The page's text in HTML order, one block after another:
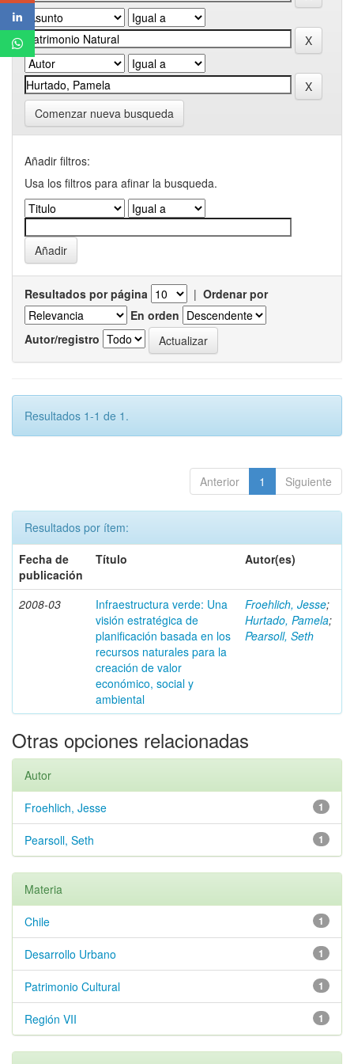
Comenzar nueva busqueda
Añadir filtros:
Usa los filtros para afinar la busqueda.
Resultados por página | Ordenar por
En orden
Autor/registro
Resultados 1-1 de 1.
Anterior 1 Siguiente
Resultados por ítem:
Fecha de
publicación
Título Autor(es)
2008-03
Infraestructura verde: Una
visión estratégica de
planificación basada en los
recursos naturales para la
creación de valor
económico, social y
ambiental
Froehlich, Jesse;
Hurtado, Pamela;
Pearsoll, Seth
Otras opciones relacionadas
Autor
1
Froehlich, Jesse
1
Pearsoll, Seth
Materia
1
Chile
1
Desarrollo Urbano
1
Patrimonio Cultural
1
Región VII